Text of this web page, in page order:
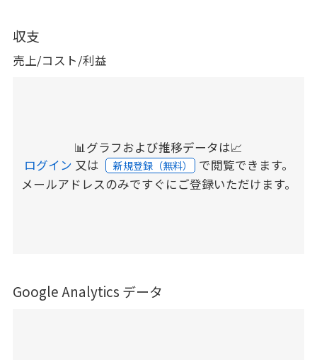
収支
売上/コスト/利益
📊グラフおよび推移データは📈
ログイン 又は 新規登録（無料） で閲覧できます。
メールアドレスのみですぐにご登録いただけます。
Google Analytics データ